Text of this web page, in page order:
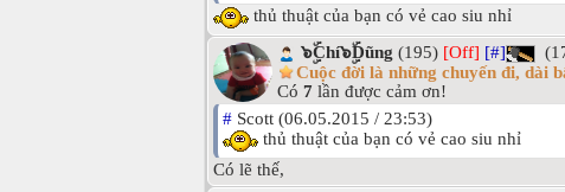
thủ thuật của bạn có vẻ cao siu nhỉ
๖ۣۜChí๖ۣۜDũng (195) [Off] [#]
Cuộc đời là những chuyến đi, dài
Có 7 lần được cảm ơn!
# Scott (06.05.2015 / 23:53)
thủ thuật của bạn có vẻ cao siu nhỉ
Có lẽ thế,